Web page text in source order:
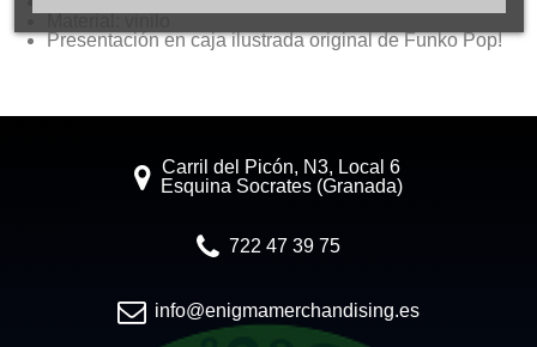
Presentación en caja ilustrada original de Funko Pop!
Carril del Picón, N3, Local 6
Esquina Socrates (Granada)
722 47 39 75
info@enigmamerchandising.es